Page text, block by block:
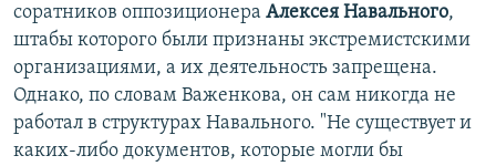
соратников оппозиционера Алексея Навального,
штабы которого были признаны экстремистскими
организациями, а их деятельность запрещена.
Однако, по словам Важенкова, он сам никогда не
работал в структурах Навального. "Не существует и
каких-либо документов, которые могли бы